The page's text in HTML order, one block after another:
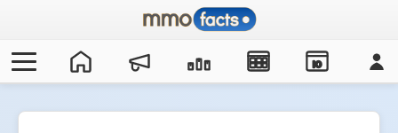
IO